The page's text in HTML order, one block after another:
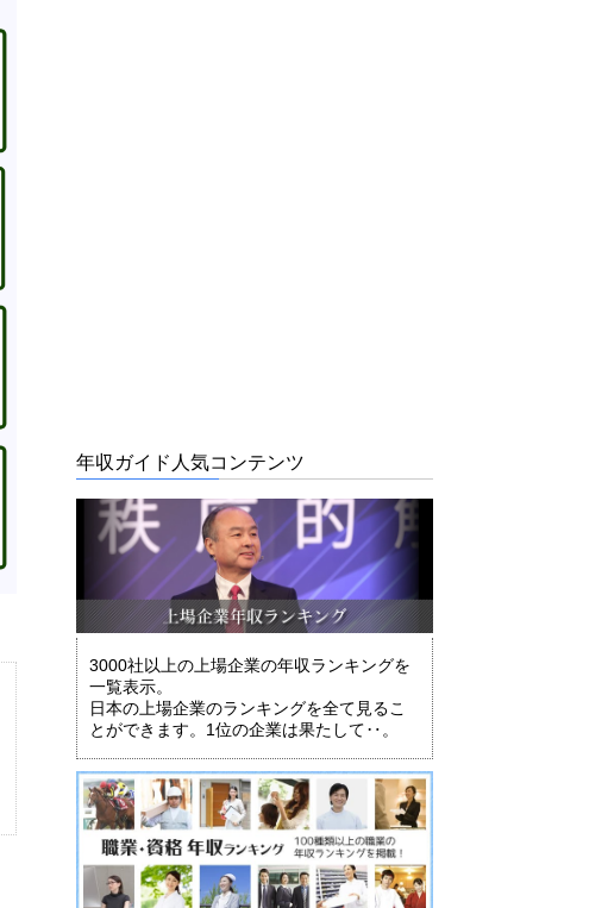
年収ガイド人気コンテンツ
3000社以上の上場企業の年収ランキングを
一覧表示。
日本の上場企業のランキングを全て見るこ
とができます。1位の企業は果たして‥。